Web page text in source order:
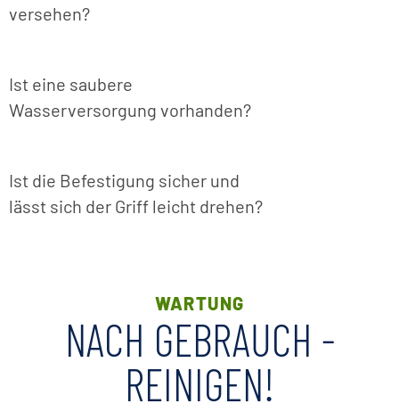
versehen?
Ist eine saubere
Wasserversorgung vorhanden?
Ist die Befestigung sicher und
lässt sich der Griff leicht drehen?
WARTUNG
NACH GEBRAUCH -
REINIGEN!